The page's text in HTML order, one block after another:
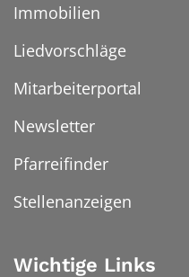
Immobilien
Liedvorschläge
Mitarbeiterportal
Newsletter
Pfarreifinder
Stellenanzeigen
Wichtige Links